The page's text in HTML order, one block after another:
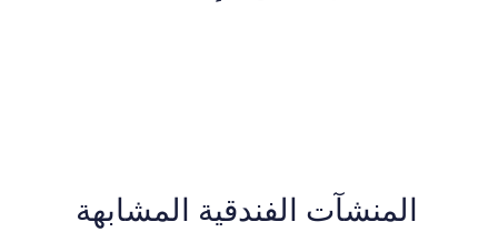
المنشآت الفندقية المشابهة